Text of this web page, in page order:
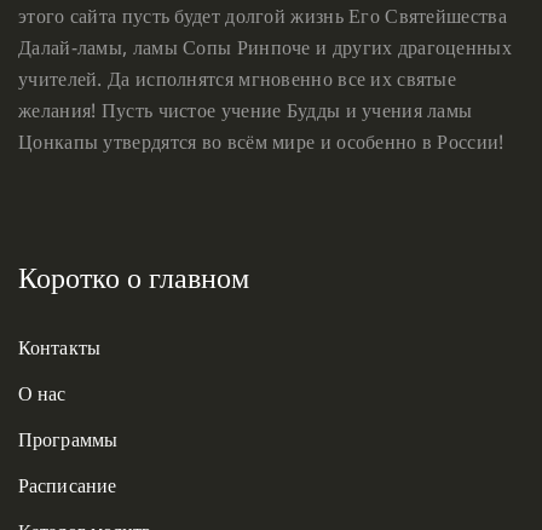
этого сайта пусть будет долгой жизнь Его Святейшества
Далай-ламы, ламы Сопы Ринпоче и других драгоценных
учителей. Да исполнятся мгновенно все их святые
желания! Пусть чистое учение Будды и учения ламы
Цонкапы утвердятся во всём мире и особенно в России!
Коротко о главном
Контакты
О нас
Программы
Расписание